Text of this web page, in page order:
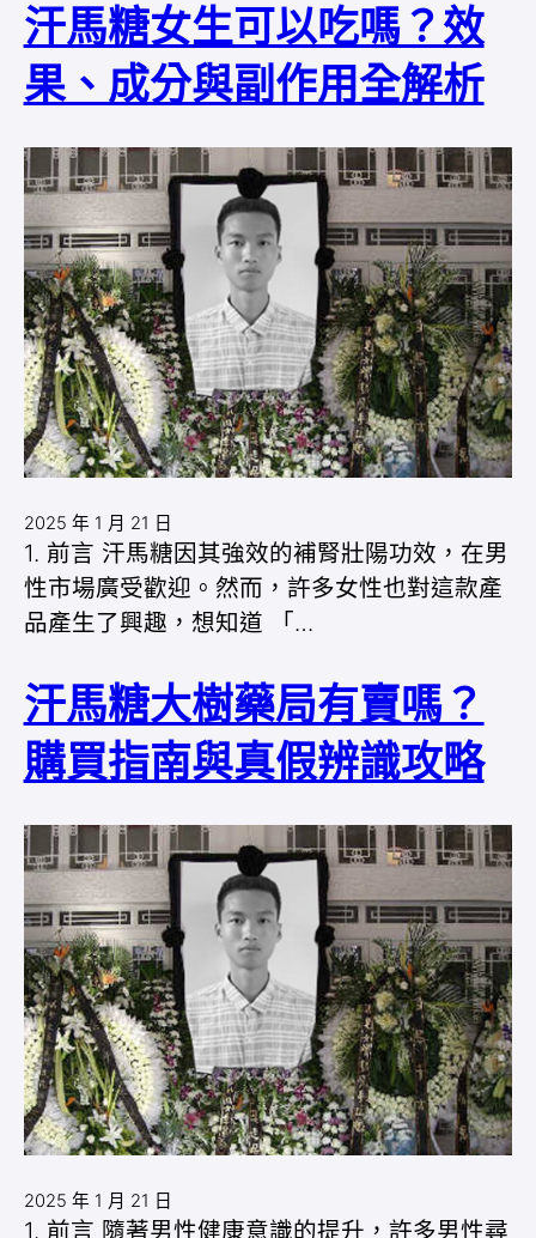
汗馬糖女生可以吃嗎？效
果、成分與副作用全解析
2025 年 1 月 21 日
1. 前言 汗馬糖因其強效的補腎壯陽功效，在男
性市場廣受歡迎。然而，許多女性也對這款產
品產生了興趣，想知道 「…
汗馬糖大樹藥局有賣嗎？
購買指南與真假辨識攻略
2025 年 1 月 21 日
1. 前言 隨著男性健康意識的提升，許多男性尋